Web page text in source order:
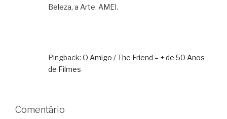
Beleza, a Arte. AMEI.
Pingback: O Amigo / The Friend – + de 50 Anos
de Filmes
Comentário